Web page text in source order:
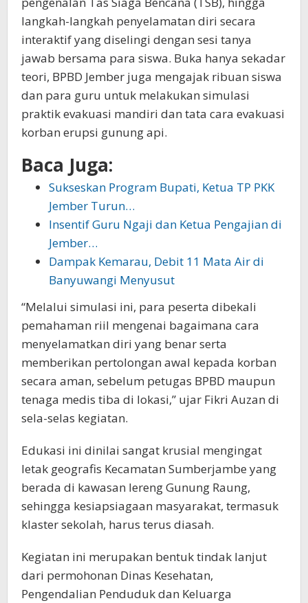
langkah-langkah penyelamatan diri secara
interaktif yang diselingi dengan sesi tanya
jawab bersama para siswa. Buka hanya sekadar
teori, BPBD Jember juga mengajak ribuan siswa
dan para guru untuk melakukan simulasi
praktik evakuasi mandiri dan tata cara evakuasi
korban erupsi gunung api.
Baca Juga:
Sukseskan Program Bupati, Ketua TP PKK
Jember Turun…
Insentif Guru Ngaji dan Ketua Pengajian di
Jember…
Dampak Kemarau, Debit 11 Mata Air di
Banyuwangi Menyusut
“Melalui simulasi ini, para peserta dibekali
pemahaman riil mengenai bagaimana cara
menyelamatkan diri yang benar serta
memberikan pertolongan awal kepada korban
secara aman, sebelum petugas BPBD maupun
tenaga medis tiba di lokasi,” ujar Fikri Auzan di
sela-selas kegiatan.
Edukasi ini dinilai sangat krusial mengingat
letak geografis Kecamatan Sumberjambe yang
berada di kawasan lereng Gunung Raung,
sehingga kesiapsiagaan masyarakat, termasuk
klaster sekolah, harus terus diasah.
Kegiatan ini merupakan bentuk tindak lanjut
dari permohonan Dinas Kesehatan,
Pengendalian Penduduk dan Keluarga